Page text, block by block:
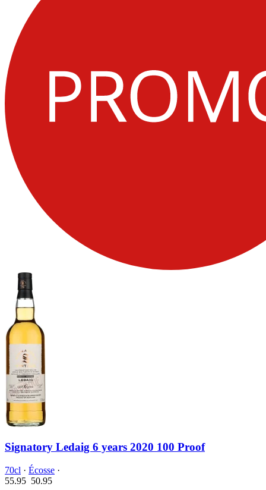
Signatory Ledaig 6 years 2020 100 Proof
70cl · Écosse ·
55.95 50.95